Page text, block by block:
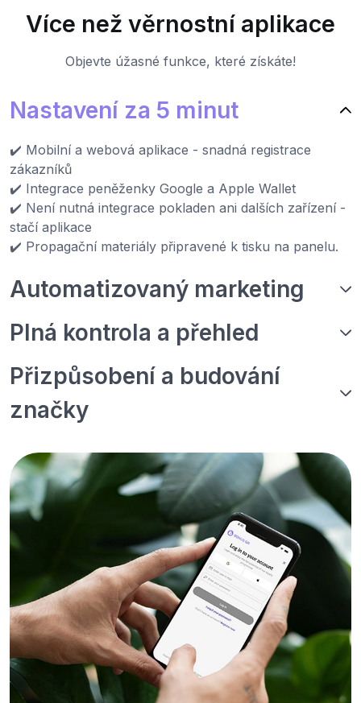
Více než věrnostní aplikace
Objevte úžasné funkce, které získáte!
Nastavení za 5 minut
✔️ Mobilní a webová aplikace - snadná registrace
zákazníků
✔️ Integrace peněženky Google a Apple Wallet
✔️ Není nutná integrace pokladen ani dalších zařízení -
stačí aplikace
✔️ Propagační materiály připravené k tisku na panelu.
Automatizovaný marketing
Plná kontrola a přehled
Přizpůsobení a budování
značky